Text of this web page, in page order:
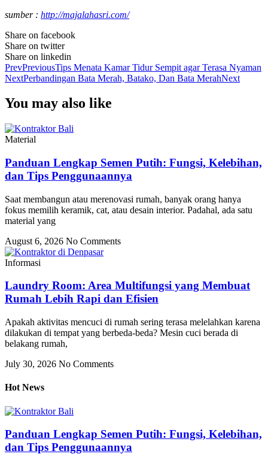
sumber : http://majalahasri.com/
Share on facebook
Share on twitter
Share on linkedin
PrevPreviousTips Menata Kamar Tidur Sempit agar Terasa Nyaman
NextPerbandingan Bata Merah, Batako, Dan Bata MerahNext
You may also like
Material
Panduan Lengkap Semen Putih: Fungsi, Kelebihan,
dan Tips Penggunaannya
Saat membangun atau merenovasi rumah, banyak orang hanya
fokus memilih keramik, cat, atau desain interior. Padahal, ada satu
material yang
August 6, 2026 No Comments
Informasi
Laundry Room: Area Multifungsi yang Membuat
Rumah Lebih Rapi dan Efisien
Apakah aktivitas mencuci di rumah sering terasa melelahkan karena
dilakukan di tempat yang berbeda-beda? Mesin cuci berada di
belakang rumah,
July 30, 2026 No Comments
Hot News
Panduan Lengkap Semen Putih: Fungsi, Kelebihan,
dan Tips Penggunaannya